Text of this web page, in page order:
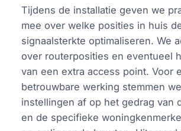
Tijdens de installatie geven we
mee over welke posities in huis
signaalsterkte optimaliseren. We
over routerposities en eventueel
van een extra access point. Voor
betrouwbare werking stemmen
instellingen af op het gedrag van
en de specifieke